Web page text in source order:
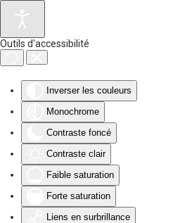
Outils d'accessibilité
Inverser les couleurs
Monochrome
Contraste foncé
Contraste clair
Faible saturation
Forte saturation
Liens en surbrillance
Accéder au contenu principal